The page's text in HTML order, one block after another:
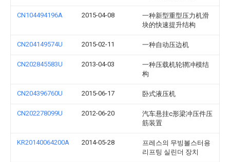
CN104494196A 2015-04-08
一种新型重型压力机滑
块的快速提升结构
CN204149574U 2015-02-11 一种自动压边机
CN202845583U 2013-04-03
一种压载机轮辋冲模结
构
CN204396760U 2015-06-17 卧式液压机
CN202278099U 2012-06-20
汽车悬挂c形梁冲压件压
筋装置
KR20140064200A 2014-05-28
프레스의 무빙볼스터용
리프팅 실린더 장치